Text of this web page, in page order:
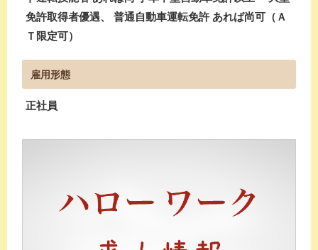
免許取得者優遇、 普通自動車運転免許 あれば尚可（Ａ
Ｔ限定可）
雇用形態
正社員